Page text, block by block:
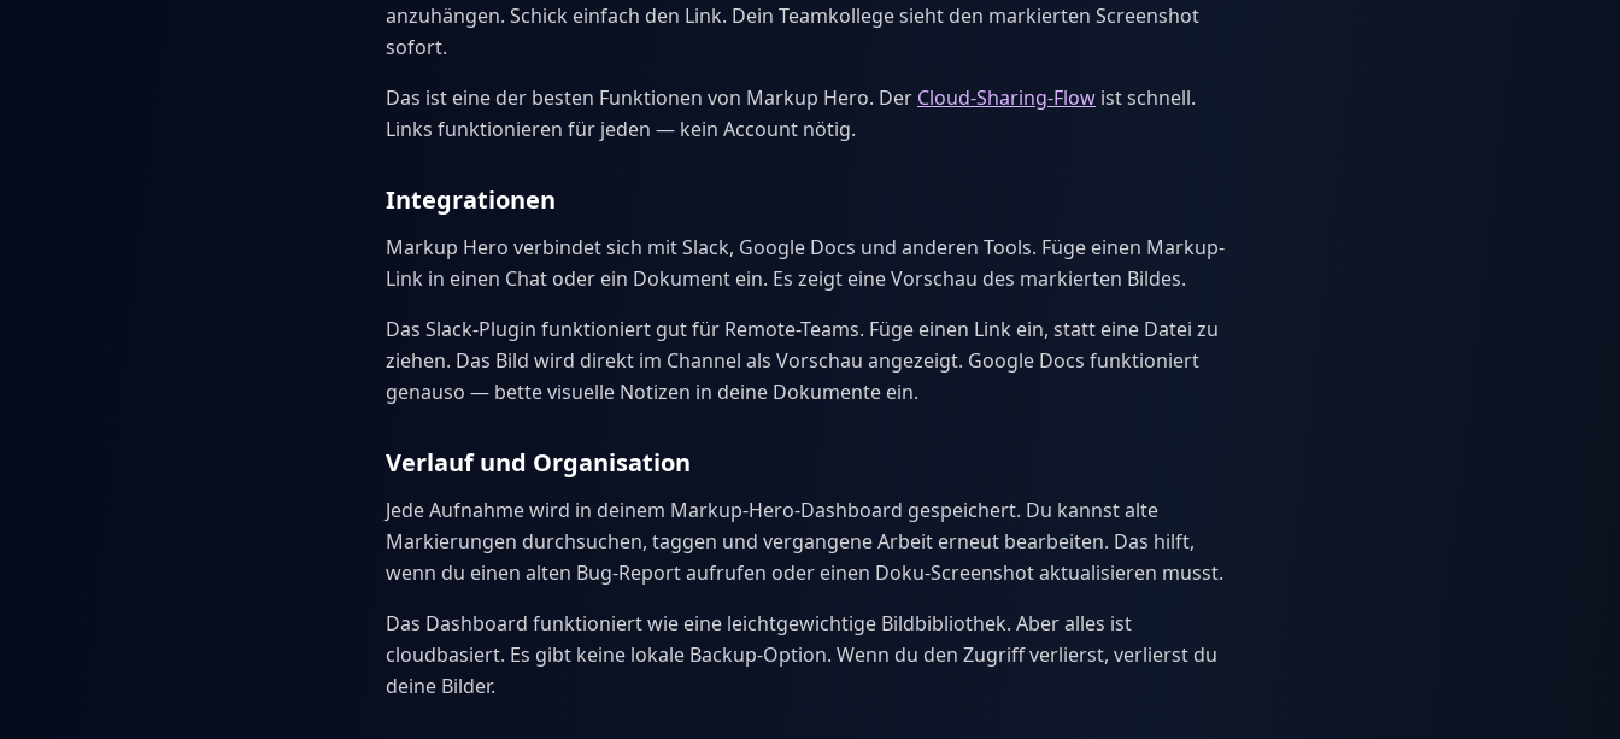
anzuhängen. Schick einfach den Link. Dein Teamkollege sieht den markierten Screenshot
sofort.
Das ist eine der besten Funktionen von Markup Hero. Der Cloud-Sharing-Flow ist schnell.
Links funktionieren für jeden — kein Account nötig.
Integrationen
Markup Hero verbindet sich mit Slack, Google Docs und anderen Tools. Füge einen Markup-
Link in einen Chat oder ein Dokument ein. Es zeigt eine Vorschau des markierten Bildes.
Das Slack-Plugin funktioniert gut für Remote-Teams. Füge einen Link ein, statt eine Datei zu
ziehen. Das Bild wird direkt im Channel als Vorschau angezeigt. Google Docs funktioniert
genauso — bette visuelle Notizen in deine Dokumente ein.
Verlauf und Organisation
Jede Aufnahme wird in deinem Markup-Hero-Dashboard gespeichert. Du kannst alte
Markierungen durchsuchen, taggen und vergangene Arbeit erneut bearbeiten. Das hilft,
wenn du einen alten Bug-Report aufrufen oder einen Doku-Screenshot aktualisieren musst.
Das Dashboard funktioniert wie eine leichtgewichtige Bildbibliothek. Aber alles ist
cloudbasiert. Es gibt keine lokale Backup-Option. Wenn du den Zugriff verlierst, verlierst du
deine Bilder.